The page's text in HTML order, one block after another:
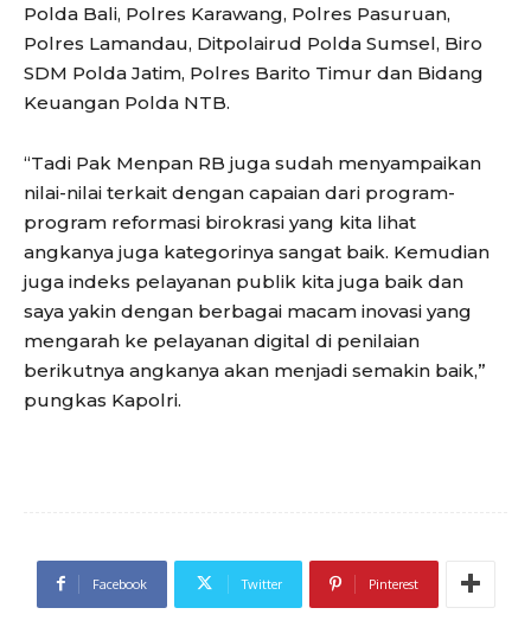
Polda Bali, Polres Karawang, Polres Pasuruan,
Polres Lamandau, Ditpolairud Polda Sumsel, Biro
SDM Polda Jatim, Polres Barito Timur dan Bidang
Keuangan Polda NTB.
“Tadi Pak Menpan RB juga sudah menyampaikan
nilai-nilai terkait dengan capaian dari program-
program reformasi birokrasi yang kita lihat
angkanya juga kategorinya sangat baik. Kemudian
juga indeks pelayanan publik kita juga baik dan
saya yakin dengan berbagai macam inovasi yang
mengarah ke pelayanan digital di penilaian
berikutnya angkanya akan menjadi semakin baik,”
pungkas Kapolri.
Facebook Twitter Pinterest